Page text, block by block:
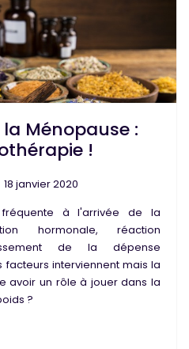
la Ménopause :
!
18 janvier 2020
à l'arrivée de la
hormonale, réaction
de la dépense
facteurs interviennent mais la
avoir un rôle à jouer dans la
?